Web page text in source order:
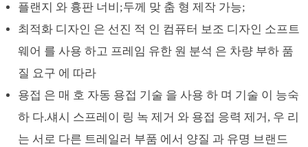
플랜지 와 흉판 너비;두께 맞 춤 형 제작 가능;
최적화 디자인 은 선진 적 인 컴퓨터 보조 디자인 소프트
웨어 를 사용 하고 프레임 유한 원 분석 은 차량 부하 품
질 요구 에 따라
용접 은 매 호 자동 용접 기술 을 사용 하 며 기술 이 능숙
하 다.섀시 스프레이 링 녹 제거 와 용접 응력 제거, 우 리
는 서로 다른 트레일러 부품 에서 양질 과 유명 브랜드